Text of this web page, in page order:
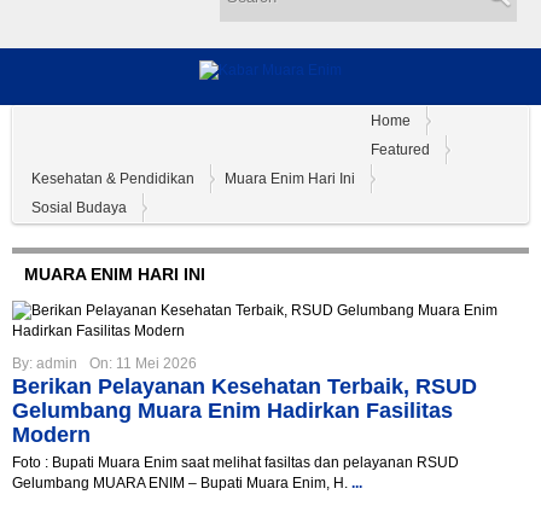
Home
Featured
Kesehatan & Pendidikan
Muara Enim Hari Ini
Sosial Budaya
MUARA ENIM HARI INI
By: admin On: 11 Mei 2026
Berikan Pelayanan Kesehatan Terbaik, RSUD
Gelumbang Muara Enim Hadirkan Fasilitas
Modern
Foto : Bupati Muara Enim saat melihat fasiltas dan pelayanan RSUD
Gelumbang MUARA ENIM – Bupati Muara Enim, H. ...